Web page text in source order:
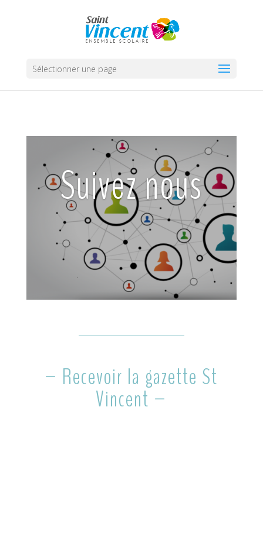
Sélectionner une page
Suivez nous
– Recevoir la gazette St
Vincent –